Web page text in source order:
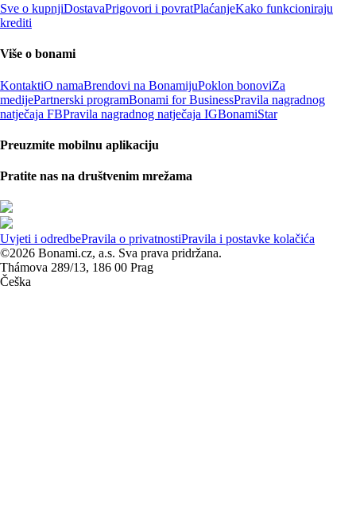
Sve o kupnjiDostavaPrigovori i povratPlaćanjeKako funkcioniraju
krediti
Više o bonami
KontaktiO namaBrendovi na BonamijuPoklon bonoviZa
medijePartnerski programBonami for BusinessPravila nagradnog
natječaja FBPravila nagradnog natječaja IGBonamiStar
Preuzmite mobilnu aplikaciju
Pratite nas na društvenim mrežama
Uvjeti i odredbePravila o privatnostiPravila i postavke kolačića
©2026 Bonami.cz, a.s. Sva prava pridržana.
Thámova 289/13, 186 00 Prag
Češka